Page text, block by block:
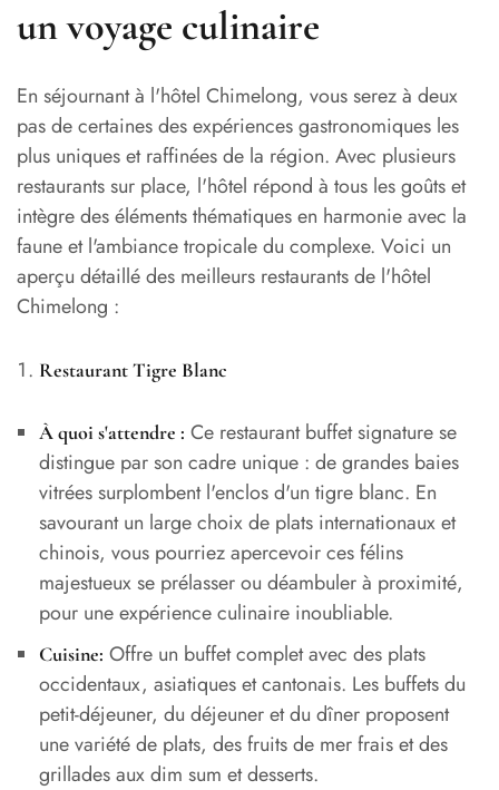
un voyage culinaire
En séjournant à l'hôtel Chimelong, vous serez à deux
pas de certaines des expériences gastronomiques les
plus uniques et raffinées de la région. Avec plusieurs
restaurants sur place, l'hôtel répond à tous les goûts et
intègre des éléments thématiques en harmonie avec la
faune et l'ambiance tropicale du complexe. Voici un
aperçu détaillé des meilleurs restaurants de l'hôtel
Chimelong :
Restaurant Tigre Blanc
À quoi s'attendre : Ce restaurant buffet signature se
distingue par son cadre unique : de grandes baies
vitrées surplombent l'enclos d'un tigre blanc. En
savourant un large choix de plats internationaux et
chinois, vous pourriez apercevoir ces félins
majestueux se prélasser ou déambuler à proximité,
pour une expérience culinaire inoubliable.
Cuisine: Offre un buffet complet avec des plats
occidentaux, asiatiques et cantonais. Les buffets du
petit-déjeuner, du déjeuner et du dîner proposent
une variété de plats, des fruits de mer frais et des
grillades aux dim sum et desserts.